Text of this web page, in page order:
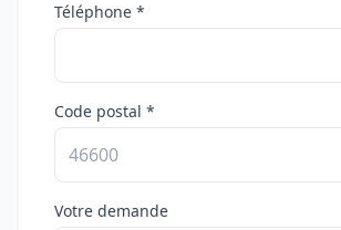
Téléphone *
Code postal *
Votre demande